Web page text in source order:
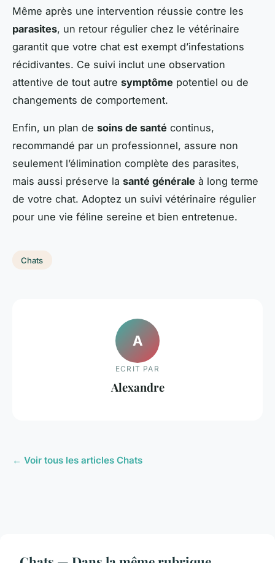
Même après une intervention réussie contre les
parasites, un retour régulier chez le vétérinaire
garantit que votre chat est exempt d’infestations
récidivantes. Ce suivi inclut une observation
attentive de tout autre symptôme potentiel ou de
changements de comportement.
Enfin, un plan de soins de santé continus,
recommandé par un professionnel, assure non
seulement l’élimination complète des parasites,
mais aussi préserve la santé générale à long terme
de votre chat. Adoptez un suivi vétérinaire régulier
pour une vie féline sereine et bien entretenue.
Chats
A
ECRIT PAR
Alexandre
← Voir tous les articles Chats